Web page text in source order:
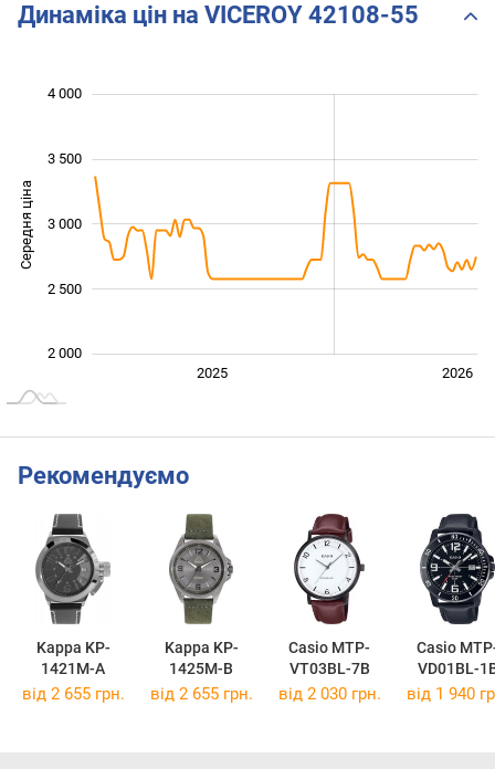
Динаміка цін на VICEROY 42108-55
Середня ціна 2 000
2 000
4 000
3 000
3 500
2 500
2025 2026
Рекомендуємо
Kappa KP-
1421M-A
Kappa KP-
1425M-B
Casio MTP-
VT03BL-7B
Casio
VD01BL-
від 2 655 грн. від 2 655 грн. від 2 030 грн. від 1 940